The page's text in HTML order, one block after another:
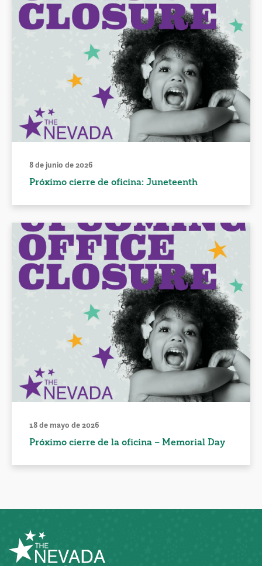
8 de junio de 2026
Próximo cierre de oficina: Juneteenth
18 de mayo de 2026
Próximo cierre de la oficina – Memorial Day